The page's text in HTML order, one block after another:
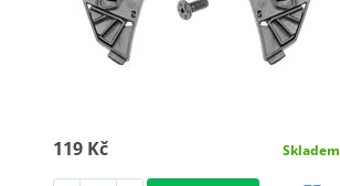
119 Kč Skladem